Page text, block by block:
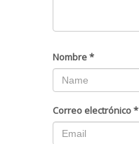
Nombre*
Correo electrónico*